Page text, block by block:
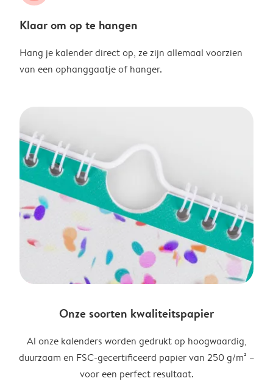
Klaar om op te hangen
Hang je kalender direct op, ze zijn allemaal voorzien
van een ophanggaatje of hanger.
Onze soorten kwaliteitspapier
Al onze kalenders worden gedrukt op hoogwaardig,
duurzaam en FSC-gecertificeerd papier van 250 g/m² –
voor een perfect resultaat.